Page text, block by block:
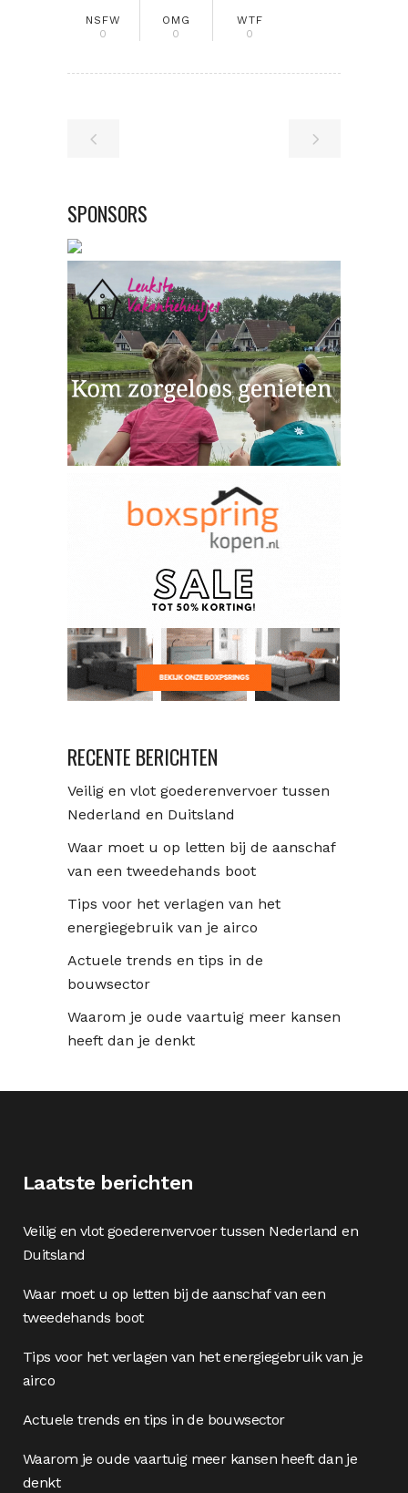
NSFW
0
OMG
0
WTF
0
SPONSORS
RECENTE BERICHTEN
Veilig en vlot goederenvervoer tussen
Nederland en Duitsland
Waar moet u op letten bij de aanschaf
van een tweedehands boot
Tips voor het verlagen van het
energiegebruik van je airco
Actuele trends en tips in de
bouwsector
Waarom je oude vaartuig meer kansen
heeft dan je denkt
Laatste berichten
Veilig en vlot goederenvervoer tussen Nederland en
Duitsland
Waar moet u op letten bij de aanschaf van een
tweedehands boot
Tips voor het verlagen van het energiegebruik van je
airco
Actuele trends en tips in de bouwsector
Waarom je oude vaartuig meer kansen heeft dan je
denkt